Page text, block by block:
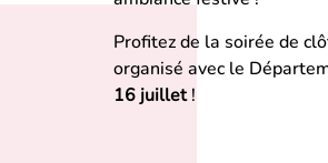
Profitez de la soirée de
organisé avec le
16 juillet!